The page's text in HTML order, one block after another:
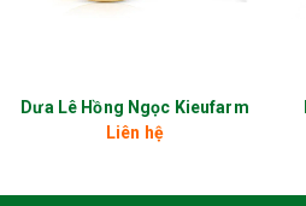
---------------------
Dưa Lê Hồng Ngọc Kieufarm
Liên hệ